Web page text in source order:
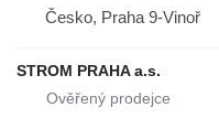
Česko, Praha 9-Vinoř
STROM PRAHA a.s.